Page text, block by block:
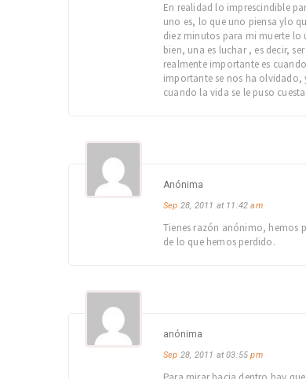
En realidad lo imprescindible
uno es, lo que uno piensa ylo
diez minutos para mi muerte lo
bien, una es luchar , es decir,
realmente importante es
importante se nos ha olvidado,
cuando la vida se le puso
Anónima
Sep 28, 2011 at 11:42am
Tienes razón anónimo, hemos
de lo que hemos perdido.
anónima
Sep 28, 2011 at 03:55pm